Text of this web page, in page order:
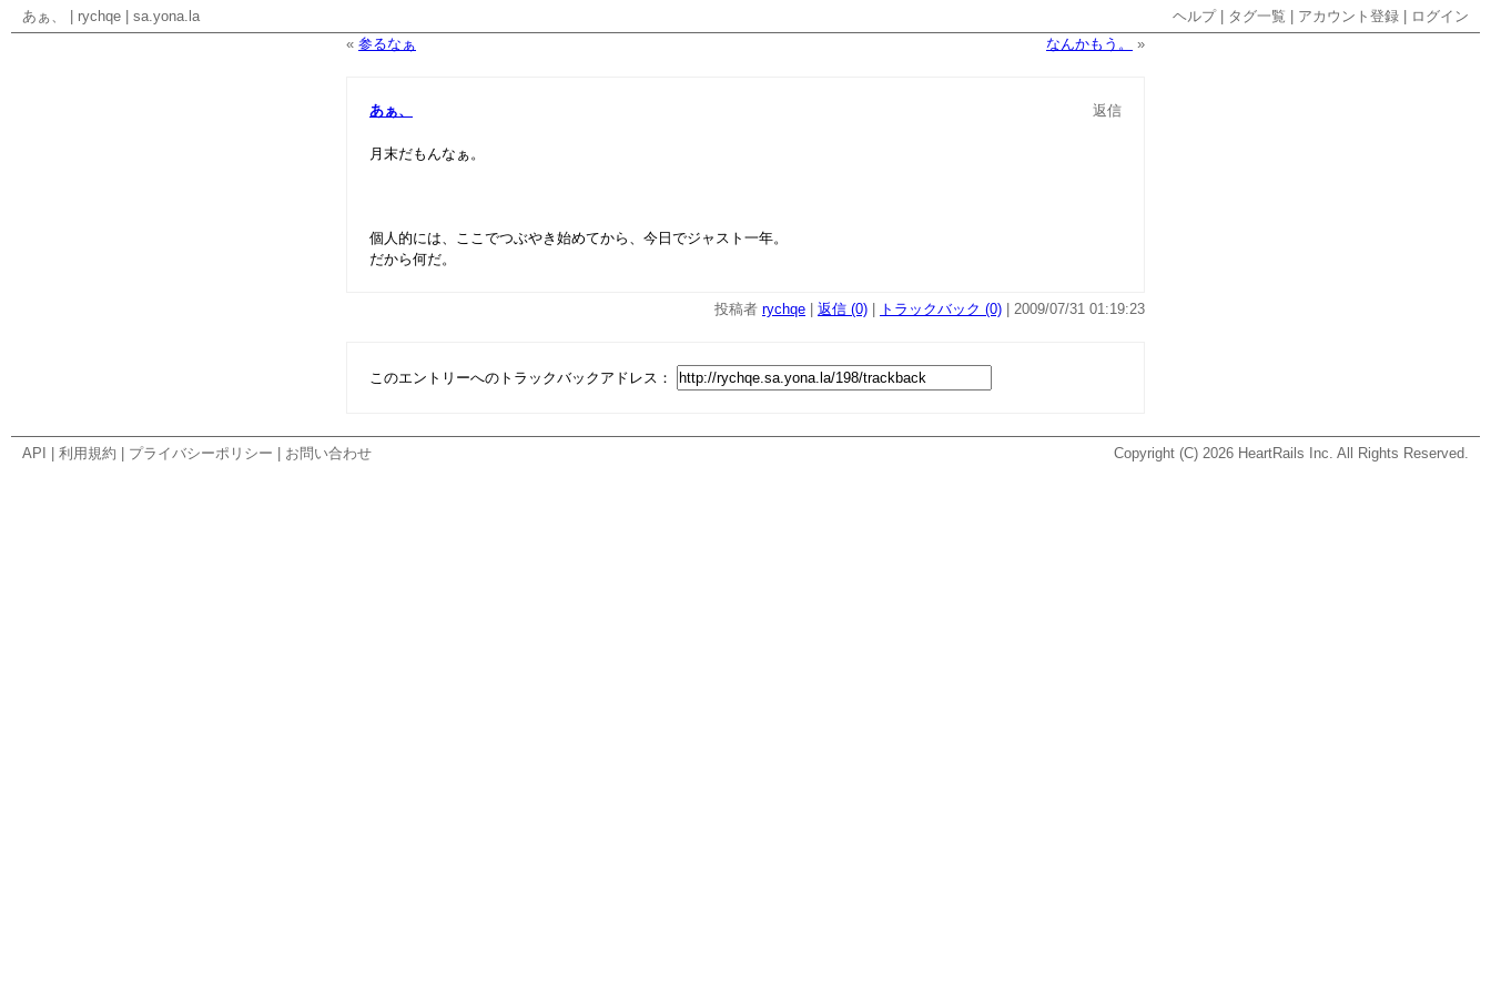
あぁ、 rychqe sa.yona.la ヘルプ| タグ一覧 アカウント登録
ログイン
« 参るなぁ なんかもう。 »
あぁ、 返信
月末だもんなぁ。
個人的には、ここでつぶやき始めてから、今日でジャスト一年。
だから何だ。
投稿者 rychqe 返信 (0) トラックバック (0) | 2009/07/31 01:19:23
このエントリーへのトラックバックアドレス：
API 利用規約 プライバシーポリシー お問い合わせ Copyright (C) 2026 HeartRails Inc. All Rights Reserved.